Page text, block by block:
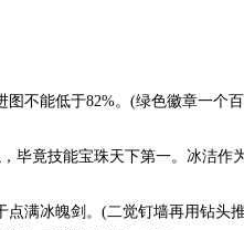
不能低于82%。(绿色徽章一个
毕竟技能宝珠天下第一。冰洁作
满冰魄剑。(二觉钉墙再用钻头